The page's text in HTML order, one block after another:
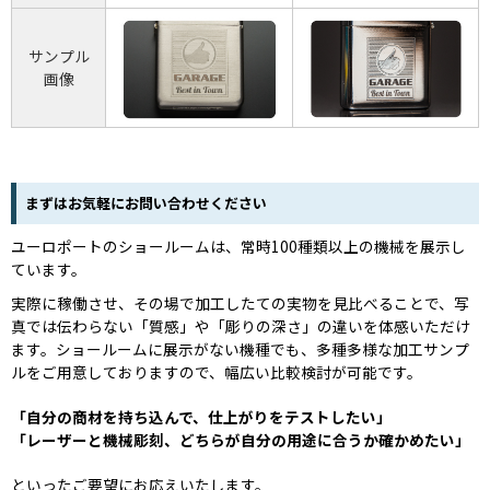
サンプル
画像
まずはお気軽にお問い合わせください
ユーロポートのショールームは、常時100種類以上の機械を展示し
ています。
実際に稼働させ、その場で加工したての実物を見比べることで、写
真では伝わらない「質感」や「彫りの深さ」の違いを体感いただけ
ます。ショールームに展示がない機種でも、多種多様な加工サンプ
ルをご用意しておりますので、幅広い比較検討が可能です。
「自分の商材を持ち込んで、仕上がりをテストしたい」
「レーザーと機械彫刻、どちらが自分の用途に合うか確かめたい」
といったご要望にお応えいたします。